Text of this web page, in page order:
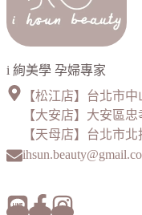
i 絢美學 孕婦專家
【松江店】台北市
【大安店】大安區
【天母店】台北市